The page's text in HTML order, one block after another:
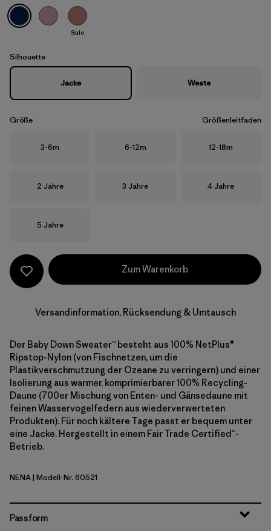
New Navy
Sale
Silhouette
Jacke Weste
Größe Größenleitfaden
Größe
3-6m Größe
6-12m Größe
12-18m
Größe
2 Jahre Größe
3 Jahre Größe
4 Jahre
Größe
5 Jahre
Zum Warenkorb
Versandinformation, Rücksendung & Umtausch
Der Baby Down Sweater™ besteht aus 100% NetPlus®
Ripstop-Nylon (von Fischnetzen, um die
Plastikverschmutzung der Ozeane zu verringern) und einer
Isolierung aus warmer, komprimierbarer 100% Recycling-
Daune (700er Mischung von Enten- und Gänsedaune mit
feinen Wasservogelfedern aus wiederverwerteten
Produkten). Für noch kältere Tage passt er bequem unter
eine Jacke. Hergestellt in einem Fair Trade Certified™-
Betrieb.
New Navy
NENA| Modell-Nr. 60521
Passform